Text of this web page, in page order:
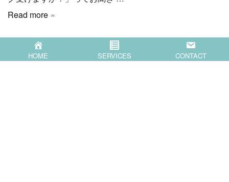
Read more
HOME SERVICES CONTACT